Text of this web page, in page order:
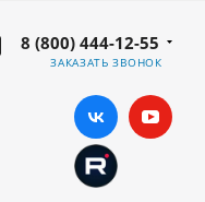
8 (800) 444-12-55
ЗАКАЗАТЬ ЗВОНОК